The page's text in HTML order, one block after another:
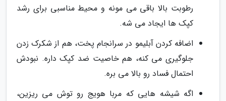
رطوبت بالا باقی می مونه و محیط مناسبی برای رشد
کپک ها ایجاد می شه.
اضافه کردن آبلیمو در سرانجام پخت، هم از شکرک زدن
جلوگیری می کنه، هم خاصیت ضد کپک داره. نبودش
احتمال فساد رو بالا می بره.
اگه شیشه هایی که مربا هویج رو توش می ریزین،